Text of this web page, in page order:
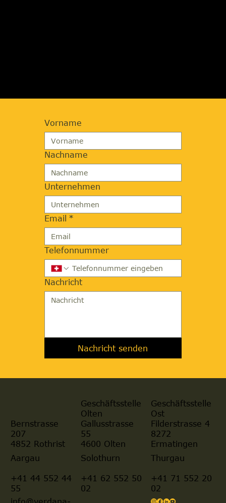
Vorname
Nachname
Unternehmen
Email *
Telefonnummer
Nachricht
Nachricht senden
Bernstrasse
207
4852 Rothrist
Geschäftsstelle
Olten
Gallusstrasse
55
4600 Olten
Geschäftsstelle
Ost
Filderstrasse 4
8272
Ermatingen
Aargau
+41 44 552 44
55
Solothurn
+41 62 552 50
02
Thurgau
+41 71 552 20
02
info@verdana-